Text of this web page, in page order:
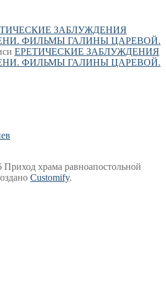
ЗАБЛУЖДЕНИЯ
ФИЛЬМЫ ГАЛИНЫ ЦАРЕВОЙ.
ЕРЕТИЧЕСКИЕ ЗАБЛУЖДЕНИЯ
ФИЛЬМЫ ГАЛИНЫ ЦАРЕВОЙ.
храма равноапостольной
Customify.